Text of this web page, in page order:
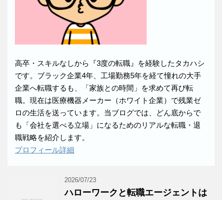
高卒・スキルなしから『3度の転職』を経験したタカハシ
です。ブラック企業4年、工場勤務5年を経て憧れの大手
企業へ転職するも、「家族との時間」を求めて再び転
職。現在は医療機器メーカー（ホワイト企業）で残業ゼ
ロの生活を送っています。当ブログでは、どん底からで
も「会社を選べる立場」になるためのリアルな転職・退
職戦略を紹介します。
プロフィール詳細
2026/07/23
ハローワークと転職エージェントは